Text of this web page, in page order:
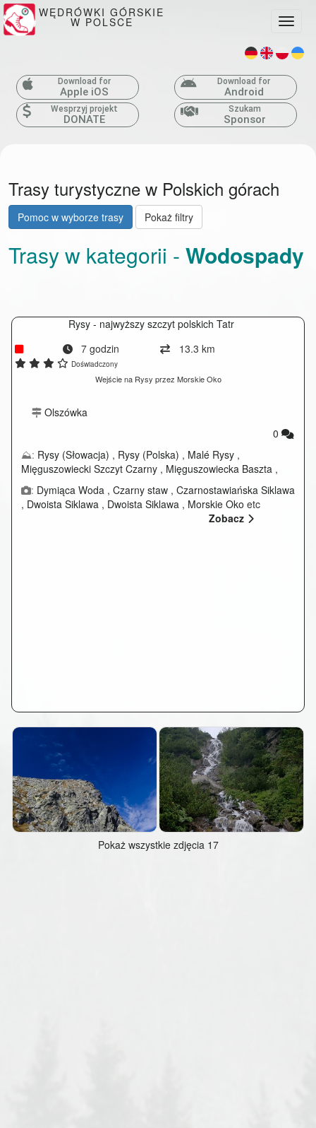
WĘDRÓWKI GÓRSKIE
W POLSCE
Download for
Apple iOS
Download for
Android
Wesprzyj projekt
DONATE
Szukam
Sponsor
Trasy turystyczne w Polskich górach
Pomoc w wyborze trasy Pokaż filtry
Trasy w kategorii - Wodospady
Rysy - najwyższy szczyt polskich Tatr
7 godzin
13.3 km
Doświadczony
Wejście na Rysy przez Morskie Oko
Olszówka
0
⛰: Rysy (Słowacja) , Rysy (Polska) , Malé Rysy ,
Mięguszowiecki Szczyt Czarny , Mięguszowiecka Baszta ,
Mięguszowiecki Szczyt Pośredni
etc
: Dymiąca Woda , Czarny staw , Czarnostawiańska Siklawa
, Dwoista Siklawa , Dwoista Siklawa , Morskie Oko etc
Zobacz
Pokaż wszystkie zdjęcia 17